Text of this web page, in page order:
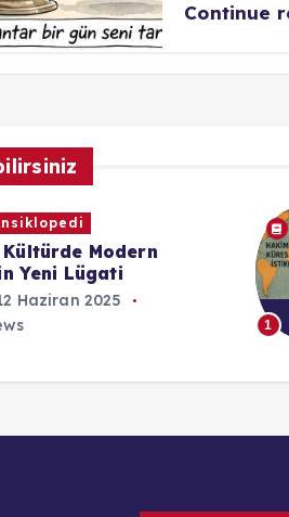
Continue
Dayalı Küresel
İstikrar Kuramı
Kasım 2025